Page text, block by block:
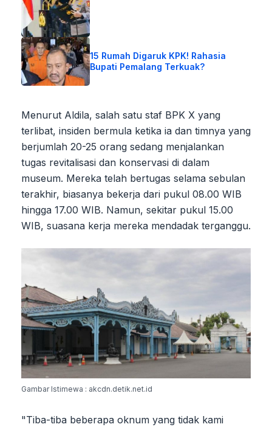
15 Rumah Digaruk KPK! Rahasia
Bupati Pemalang Terkuak?
Menurut Aldila, salah satu staf BPK X yang
terlibat, insiden bermula ketika ia dan timnya yang
berjumlah 20-25 orang sedang menjalankan
tugas revitalisasi dan konservasi di dalam
museum. Mereka telah bertugas selama sebulan
terakhir, biasanya bekerja dari pukul 08.00 WIB
hingga 17.00 WIB. Namun, sekitar pukul 15.00
WIB, suasana kerja mereka mendadak terganggu.
Gambar Istimewa : akcdn.detik.net.id
"Tiba-tiba beberapa oknum yang tidak kami